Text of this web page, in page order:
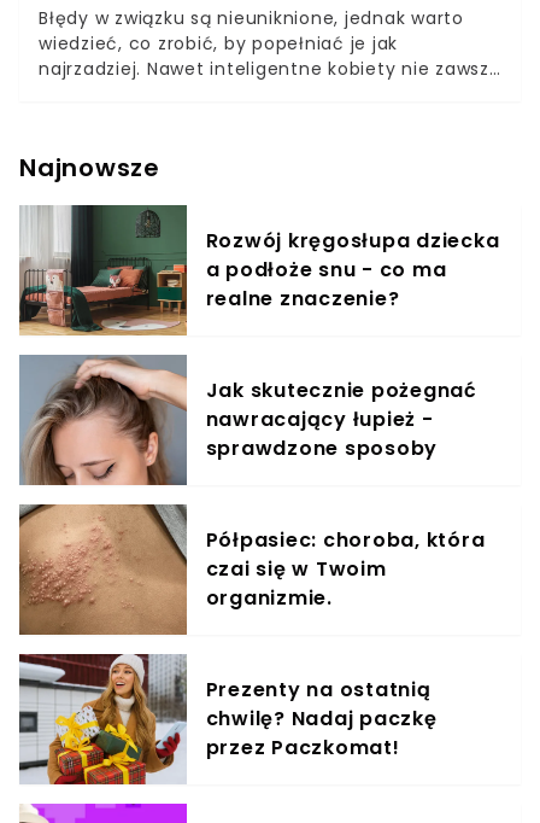
Błędy w związku są nieuniknione, jednak warto
wiedzieć, co zrobić, by popełniać je jak
najrzadziej. Nawet inteligentne kobiety nie zawsze
sygnałów, które świadczą o tym, że w ich związku
nie w sobie. Tymczasem kobietom również zdarza
się popełniać szereg błędów, które mogą
doprowadzić związek do ruiny. Przed wami 10
najczęściej popełnianych grzechów. Błędy w
związku przestaną być tajemnicą!
Najnowsze
Rozwój kręgosłupa dziecka
a podłoże snu - co ma
realne znaczenie?
Jak skutecznie pożegnać
nawracający łupież -
sprawdzone sposoby
Półpasiec: choroba, która
czai się w Twoim
organizmie.
Prezenty na ostatnią
chwilę? Nadaj paczkę
przez Paczkomat!